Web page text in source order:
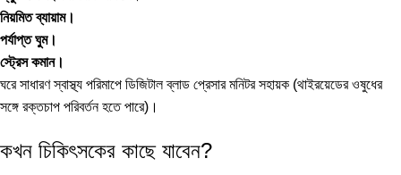
নিয়মিত ব্যায়াম।
পর্যাপ্ত ঘুম।
স্ট্রেস কমান।
ঘরে সাধারণ স্বাস্থ্য পরিমাপে ডিজিটাল ব্লাড প্রেসার মনিটরসহায়ক (থাইরয়েডের ওষুধের
সঙ্গে রক্তচাপ পরিবর্তন হতে পারে)।
কখন চিকিৎসকের কাছে যাবেন?